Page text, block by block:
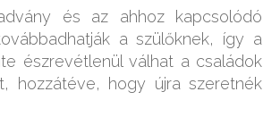
és az ahhoz kapcsolódó
a szülőknek, így a
észrevétlenül válhat a családok
hozzátéve, hogy újra szeretnék